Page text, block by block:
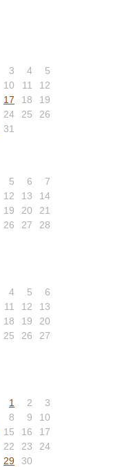
3 4
5
10 11
12
17 18
19
24 25
26
31
5 6
7
12 13
14
19 20
21
26 27
28
4 5
6
11 12
13
18 19
20
25 26
27
1 2
3
8 9
10
15 16
17
22 23
24
29 30